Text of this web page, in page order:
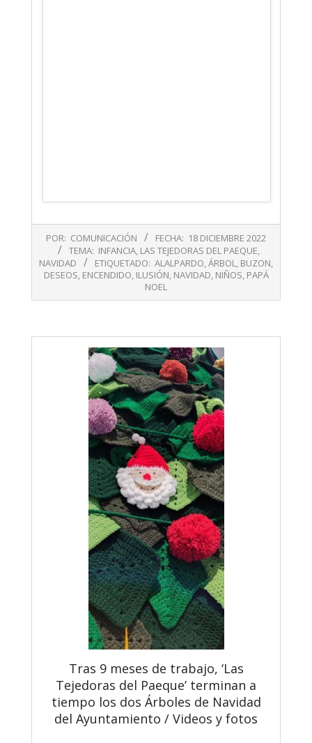
12-
18
POR: COMUNICACIÓN FECHA: 18 DICIEMBRE 2022
TEMA: INFANCIA, LAS TEJEDORAS DEL PAEQUE,
NAVIDAD
ETIQUETADO: ALALPARDO,ÁRBOL, BUZON,
DESEOS, ENCENDIDO, ILUSIÓN, NAVIDAD, NIÑOS, PAPÁ
NOEL
Tras 9 meses de trabajo, ‘Las
Tejedoras del Paeque’ terminan a
tiempo los dos Árboles de Navidad
del Ayuntamiento / Videos y fotos